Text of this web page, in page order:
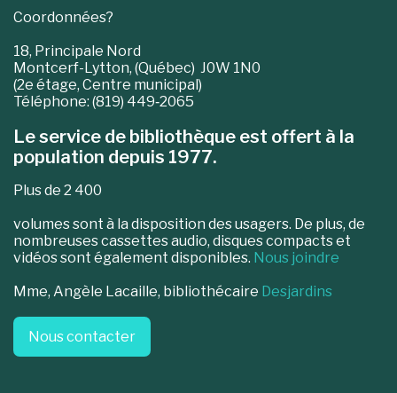
Coordonnées?
18, Principale Nord
Montcerf-Lytton, (Québec) J0W 1N0
(2e étage, Centre municipal)
Téléphone: (819) 449‑2065
Le service de bibliothèque est offert à la
population depuis 1977.
Plus de 2 400
volumes sont à la disposition des usagers. De plus, de
nombreuses cassettes audio, disques compacts et
vidéos sont également disponibles. Nous joindre
Mme, Angèle Lacaille, bibliothécaire Desjardins
Nous contacter